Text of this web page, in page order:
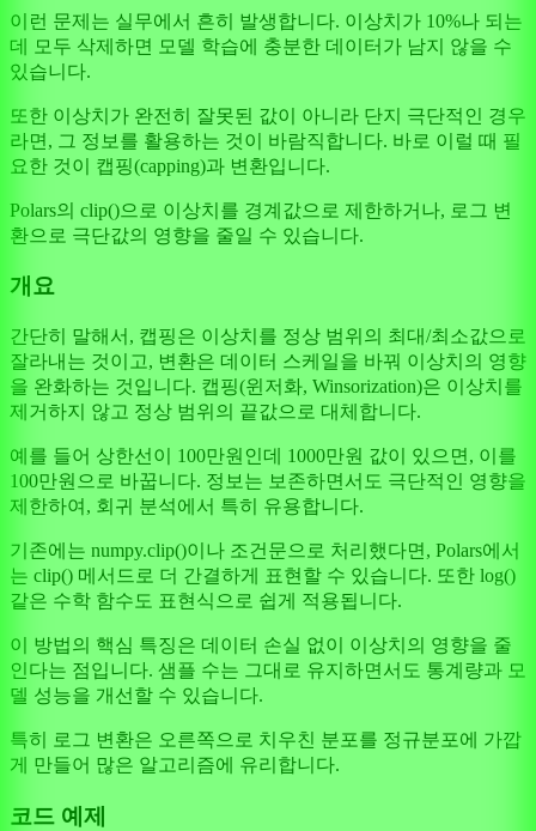
이런 문제는 실무에서 흔히 발생합니다. 이상치가 10%나 되는
데 모두 삭제하면 모델 학습에 충분한 데이터가 남지 않을 수
있습니다.
또한 이상치가 완전히 잘못된 값이 아니라 단지 극단적인 경우
라면, 그 정보를 활용하는 것이 바람직합니다. 바로 이럴 때 필
요한 것이 캡핑(capping)과 변환입니다.
Polars의 clip()으로 이상치를 경계값으로 제한하거나, 로그 변
환으로 극단값의 영향을 줄일 수 있습니다.
개요
간단히 말해서, 캡핑은 이상치를 정상 범위의 최대/최소값으로
잘라내는 것이고, 변환은 데이터 스케일을 바꿔 이상치의 영향
을 완화하는 것입니다. 캡핑(윈저화, Winsorization)은 이상치를
제거하지 않고 정상 범위의 끝값으로 대체합니다.
예를 들어 상한선이 100만원인데 1000만원 값이 있으면, 이를
100만원으로 바꿉니다. 정보는 보존하면서도 극단적인 영향을
제한하여, 회귀 분석에서 특히 유용합니다.
기존에는 numpy.clip()이나 조건문으로 처리했다면, Polars에서
는 clip() 메서드로 더 간결하게 표현할 수 있습니다. 또한 log()
같은 수학 함수도 표현식으로 쉽게 적용됩니다.
이 방법의 핵심 특징은 데이터 손실 없이 이상치의 영향을 줄
인다는 점입니다. 샘플 수는 그대로 유지하면서도 통계량과 모
델 성능을 개선할 수 있습니다.
특히 로그 변환은 오른쪽으로 치우친 분포를 정규분포에 가깝
게 만들어 많은 알고리즘에 유리합니다.
코드 예제